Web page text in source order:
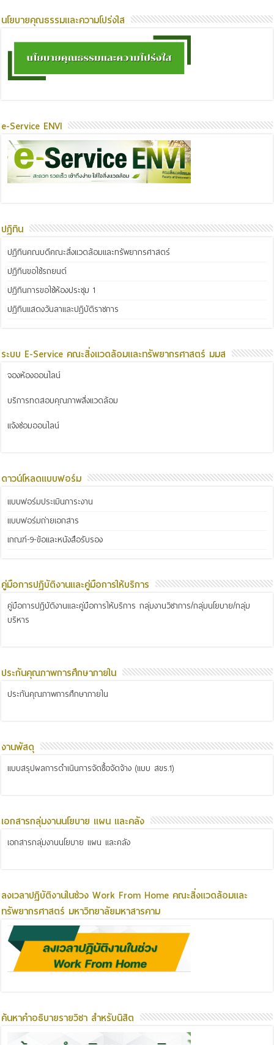
นโยบายคุณธรรมและความโปร่งใส
e-Service ENVI
ปฏิทิน
ปฏิทินคณบดีคณะสิ่งแวดล้อมและทรัพยากรศาสตร์
ปฏิทินขอใช้รถยนต์
ปฏิทินการขอใช้ห้องประชุม 1
ปฏิทินแสดงวันลาและปฏิบัติราชการ
ระบบ E-Service คณะสิ่งแวดล้อมและทรัพยากรศาสตร์ มมส
จองห้องออนไลน์
บริการทดสอบคุณภาพสิ่งแวดล้อม
แจ้งซ่อมออนไลน์
ดาวน์โหลดแบบฟอร์ม
แบบฟอร์มประเมินภาระงาน
แบบฟอร์มถ่ายเอกสาร
เกณฑ์-9-ข้อและหนังสือรับรอง
คู่มือการปฏิบัติงานและคู่มือการให้บริการ
คู่มือการปฏิบัติงานและคู่มือการให้บริการ กลุ่มงานวิชาการ/กลุ่มนโยบาย/กลุ่ม
บริหาร
ประกันคุณภาพการศึกษาภายใน
ประกันคุณภาพการศึกษาภายใน
งานพัสดุ
แบบสรุปผลการดำเนินการจัดซื้อจัดจ้าง (แบบ สขร.1)
เอกสารกลุ่มงานนโยบาย แผน และคลัง
เอกสารกลุ่มงานนโยบาย แผน และคลัง
ลงเวลาปฏิบัติงานในช่วง Work From Home คณะสิ่งแวดล้อมและ
ทรัพยากรศาสตร์ มหาวิทยาลัยมหาสารคาม
ค้นหาคำอธิบายรายวิชา สำหรับนิสิต